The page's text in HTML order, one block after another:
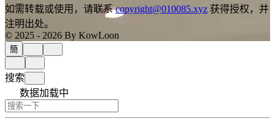
如需转载或使用，请联系copyright@010085.xyz 获得授权，并
注明出处。
© 2025 - 2026 By KowLoon
簡
搜索
数据加载中